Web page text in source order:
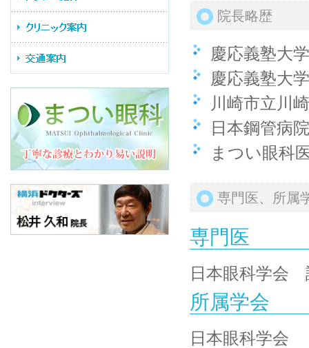
院長略歴
慶応義塾大
慶応義塾大
川崎市立川
日本鋼管病
まつい眼科
専門医、所属
専門医
日本眼科学会
所属学会
日本眼科学会